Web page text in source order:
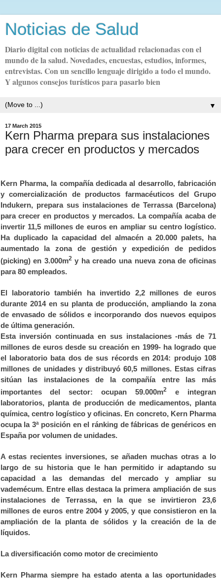
Noticias de Salud
Diario digital con noticias de actualidad relacionadas con el
mundo de la salud. Novedades, encuestas, estudios, informes,
entrevistas. Con un sencillo lenguaje dirigido a todo el mundo.
Y algunos consejos turísticos para pasarlo bien
▼
17 March 2015
Kern Pharma prepara sus instalaciones
para crecer en productos y mercados
Kern Pharma, la compañía dedicada al desarrollo, fabricación
y comercialización de productos farmacéuticos del Grupo
Indukern, prepara sus instalaciones de Terrassa (Barcelona)
para crecer en productos y mercados. La compañía acaba de
invertir 11,5 millones de euros en ampliar su centro logístico.
Ha duplicado la capacidad del almacén a 20.000 palets, ha
aumentado la zona de gestión y expedición de pedidos
(picking) en 3.000m2 y ha creado una nueva zona de oficinas
para 80 empleados.
El laboratorio también ha invertido 2,2 millones de euros
durante 2014 en su planta de producción, ampliando la zona
de envasado de sólidos e incorporando dos nuevos equipos
de última generación.
Esta inversión continuada en sus instalaciones -más de 71
millones de euros desde su creación en 1999- ha logrado que
el laboratorio bata dos de sus récords en 2014: produjo 108
millones de unidades y distribuyó 60,5 millones. Estas cifras
sitúan las instalaciones de la compañía entre las más
importantes del sector: ocupan 59.000m2
e integran
laboratorios, planta de producción de medicamentos, planta
química, centro logístico y oficinas. En concreto, Kern Pharma
ocupa la 3ª posición en el ránking de fábricas de genéricos en
España por volumen de unidades.
A estas recientes inversiones, se añaden muchas otras a lo
largo de su historia que le han permitido ir adaptando su
capacidad a las demandas del mercado y ampliar su
vademécum. Entre ellas destaca la primera ampliación de sus
instalaciones de Terrassa, en la que se invirtieron 23,6
millones de euros entre 2004 y 2005, y que consistieron en la
ampliación de la planta de sólidos y la creación de la de
líquidos.
La diversificación como motor de crecimiento
Kern Pharma siempre ha estado atenta a las oportunidades